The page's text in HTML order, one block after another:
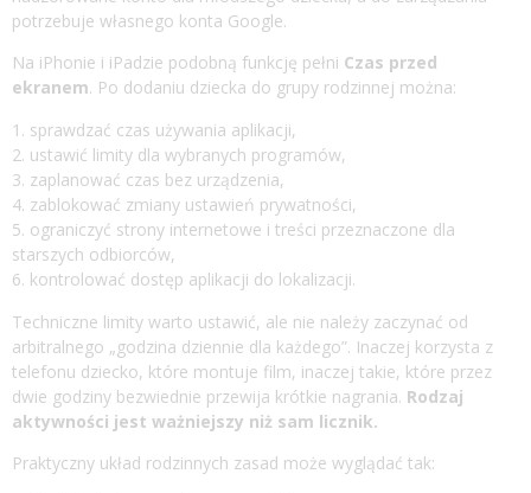
potrzebuje własnego konta Google.
Na iPhonie i iPadzie podobną funkcję pełni Czas przed
ekranem. Po dodaniu dziecka do grupy rodzinnej można:
sprawdzać czas używania aplikacji,
ustawić limity dla wybranych programów,
zaplanować czas bez urządzenia,
zablokować zmiany ustawień prywatności,
ograniczyć strony internetowe i treści przeznaczone dla
starszych odbiorców,
kontrolować dostęp aplikacji do lokalizacji.
Techniczne limity warto ustawić, ale nie należy zaczynać od
arbitralnego „godzina dziennie dla każdego”. Inaczej korzysta z
telefonu dziecko, które montuje film, inaczej takie, które przez
dwie godziny bezwiednie przewija krótkie nagrania. Rodzaj
aktywności jest ważniejszy niż sam licznik.
Praktyczny układ rodzinnych zasad może wyglądać tak: